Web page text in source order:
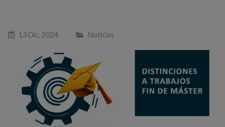
13 Dic, 2024 Noticias